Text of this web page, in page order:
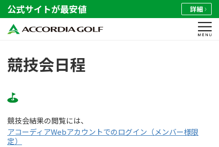
公式サイトが最安値 詳細
競技会日程
競技会結果の閲覧には、
アコーディアWebアカウントでのログイン（メンバー様限
定）